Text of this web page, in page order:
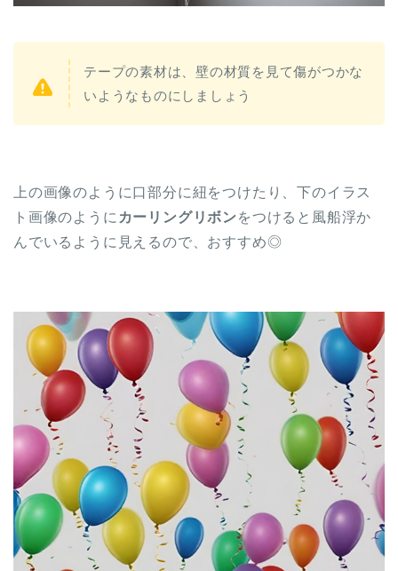
テープの素材は、壁の材質を見て傷がつかな
いようなものにしましょう
上の画像のように口部分に紐をつけたり、下のイラス
ト画像のように カーリングリボンをつけると風船浮か
んでいるように見えるので、おすすめ◎